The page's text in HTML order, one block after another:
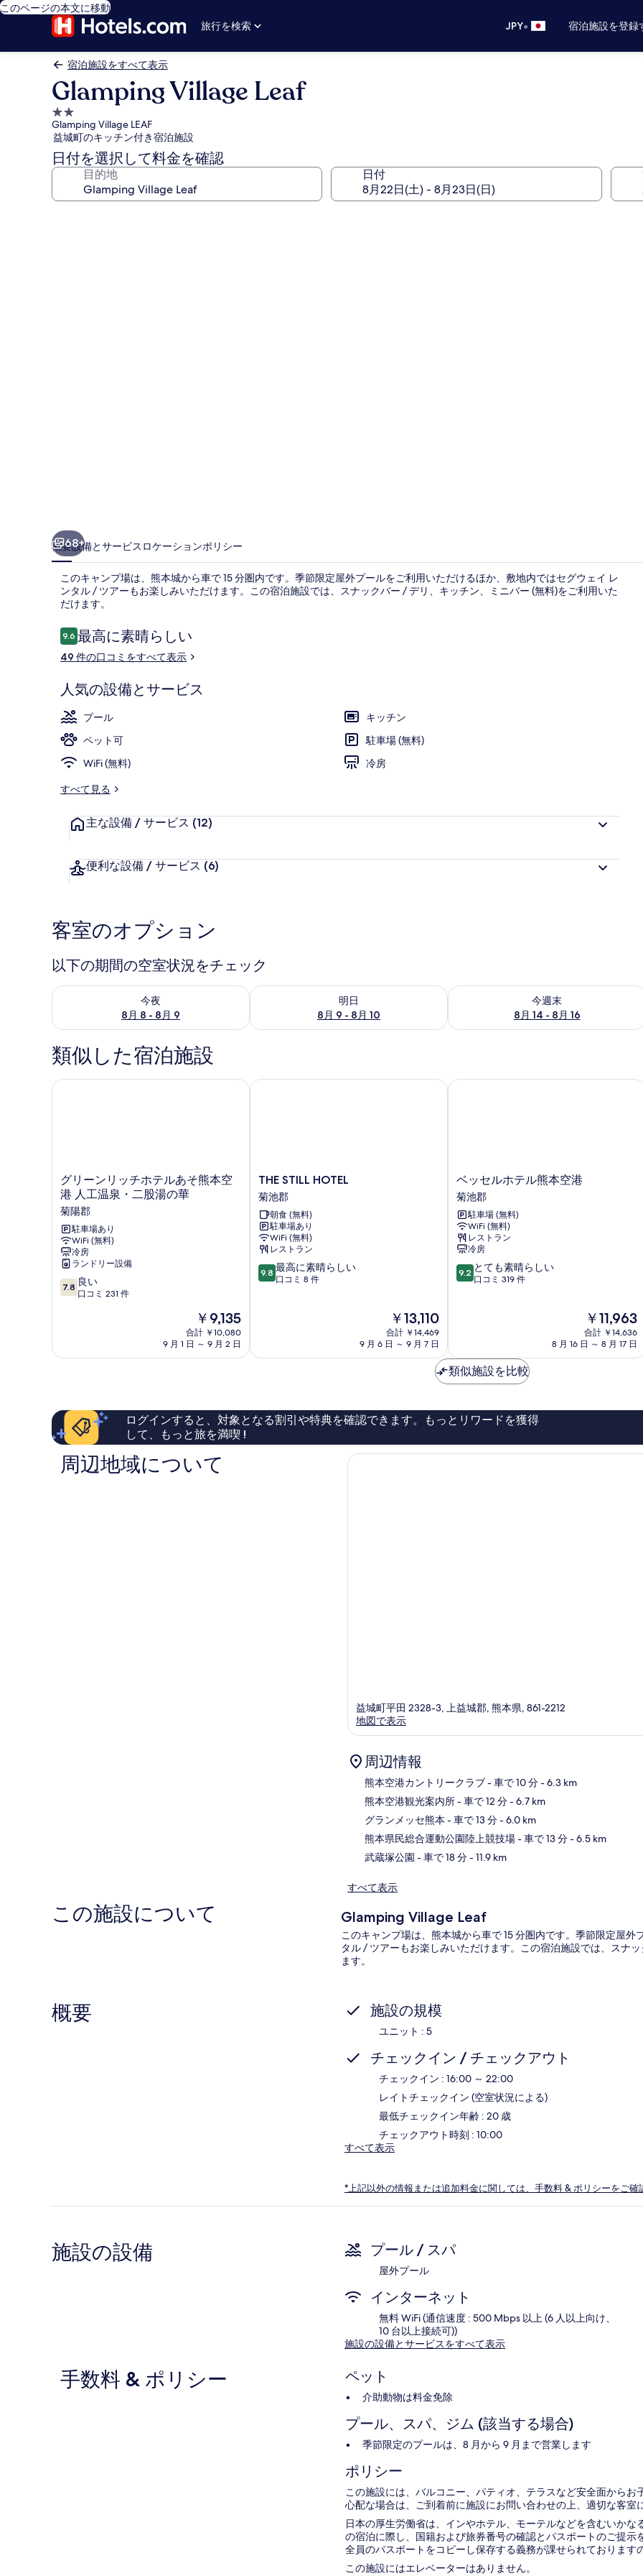
このページの本文に移動
旅行を検索
JPY• 宿泊施設を登録
宿泊施設をすべて表示
Glamping Village Leaf
2.0
つ
星
宿
泊
Glamping Village LEAF
益城町のキッチン付き宿泊施設
日付を選択して料金を確認
目的地 日付
68+
概要設備とサービス ロケーションポリシー
このキャンプ場は、熊本城から車で 15 分圏内です。季節限定屋外プールをご利用いただけるほか、敷地内ではセグウェイ レ
ンタル / ツアーもお楽しみいただけます。この宿泊施設では、スナックバー / デリ、キッチン、ミニバー (無料)をご利用いた
だけます。
口
コ
ミ
9.610段階中9.6
最高に素晴らしい
49 件の口コミをすべて表示
人気の設備とサービス
プール
キッチン
ペット可
駐車場 (無料)
WiFi (無料)
冷房
すべて見る
主な設備 / サービス (12)
便利な設備 / サービス (6)
客室のオプション
以下の期間の空室状況をチェック
今夜
8月 8 - 8月 9
今夜 8月 8 - 8月 9 の空室状況をチェック
明日
8月 9 - 8月 10
明日 8月 9 - 8月 10 の空室状況をチェック
今週末
8月 14 - 8月 16
今週末 8月 14 - 8月 16 の空室状況を
類似した宿泊施設
グ
リ
ー
ン
リ
ッ
チ
ホ
テ
ル
空
温
泉・
二
湯
の
グリーンリッチホテルあそ熊本空
港 人工温泉・二股湯の華
菊陽郡
駐車場あり
WiFi (無料)
冷房
ランドリー設備
10
段
い、
231
件
の
口
コ
7.8 良い
口コミ 231 件
現
在
の
￥9,135
合計 ￥10,080
9 月 1 日 ～ 9 月 2 日
グリーンリッチホテルあそ熊本空港 人工温泉・二股湯の華
THE
STILL
HOTEL
菊
池
郡
THE STILL HOTEL
菊池郡
朝食 (無料)
駐車場あり
WiFi (無料)
レストラン
10
段
に
し
い、
コ
9.8 最高に素晴らしい
口コミ 8 件
現
在
の
￥13,110
合計 ￥14,469
9 月 6 日 ～ 9 月 7 日
THE STILL HOTEL
ベ
ッ
セ
ル
ホ
テ
ル
熊
本
ベッセルホテル熊本空港
菊池郡
駐車場 (無料)
WiFi (無料)
レストラン
冷房
10
段
も
素
晴
し
い、
コ
9.2 とても素晴らしい
口コミ 319 件
現
在
の
￥11,963
合計 ￥14,636
8 月 16 日 ～ 8 月 17 日
ベッセルホテル熊本空港
類似施設を比較
ログインすると、対象となる割引や特典を確認できます。もっとリワードを獲得
して、もっと旅を満喫 !
周辺地域について
益城町平田 2328-3, 上益城郡, 熊本県, 861-2212
地図で表示
周辺情報
熊本空港カントリークラブ- 車で 10 分- 6.3 km
熊本空港観光案内所- 車で 12 分- 6.7 km
グランメッセ熊本 - 車で 13 分- 6.0 km
熊本県民総合運動公園陸上競技場- 車で 13 分- 6.5 km
武蔵塚公園 - 車で 18 分- 11.9 km
すべて表示
この施設について Glamping Village Leaf
このキャンプ場は、熊本城から車で 15 分圏内です。季節限定屋
タル / ツアーもお楽しみいただけます。この宿泊施設では、スナ
ます。
概要 施設の規模
ユニット : 5
チェックイン / チェックアウト
チェックイン : 16:00 ～ 22:00
レイトチェックイン (空室状況による)
最低チェックイン年齢 : 20 歳
チェックアウト時刻 : 10:00
すべて表示
*上記以外の情報または追加料金に関しては、手数料 & ポリシーをご確
施設の設備 プール / スパ
屋外プール
インターネット
無料 WiFi (通信速度 : 500 Mbps 以上 (6 人以上向け、
10 台以上接続可))
施設の設備とサービスをすべて表示
手数料 & ポリシー ペット
介助動物は料金免除
プール、スパ、ジム (該当する場合)
季節限定のプールは、8 月から 9 月まで営業します
ポリシー
この施設には、バルコニー、パティオ、テラスなど安全面から
心配な場合は、ご到着前に施設にお問い合わせの上、適切な客
日本の厚生労働省は、インやホテル、モーテルなどを含むいか
の宿泊に際し、国籍および旅券番号の確認とパスポートのご提
全員のパスポートをコピーし保存する義務が課せられております
この施設にはエレベーターはありません。